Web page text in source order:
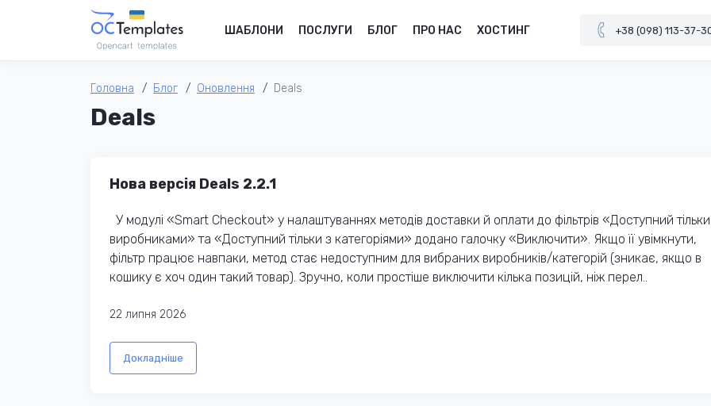
ШАБЛОНИ ПОСЛУГИ БЛОГ ПРО НАС ХОСТИНГ +38 (098) 113-37-
Головна Блог Оновлення Deals
Deals
Нова версія Deals 2.2.1
У модулі «Smart Checkout​» у налаштуваннях методів доставки й оплати до фільтрів «Доступний
виробниками» та «Доступний тільки з категоріями» додано галочку «Виключити». Якщо її увімкнути,
фільтр працює навпаки, метод стає недоступним для вибраних виробників/категорій (зникає, якщо в
кошику є хоч один такий товар). Зручно, коли простіше виключити кілька позицій, ніж перел..
22 липня 2026
Докладніше